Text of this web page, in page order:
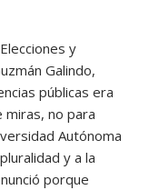
y
Galindo,
públicas era
no para
Autónoma
y a la
porque